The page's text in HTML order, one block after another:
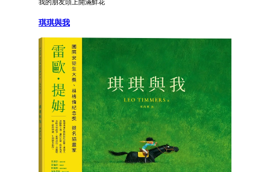
我的朋友頭上開滿鮮花
琪琪與我